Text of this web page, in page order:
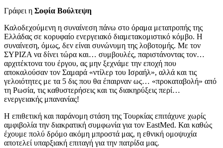
Γράφει η Σοφία Βούλτεψη
Καλοδεχούμενη η συναίνεση πάνω στο όραμα μετατροπής της
Ελλάδας σε κορυφαίο ενεργειακό διαμετακομιστικό κόμβο. Η
συναίνεση, όμως, δεν είναι συνώνυμη της λοβοτομής. Με τον
ΣΥΡΙΖΑ να δίνει τώρα και… συμβουλές, παριστάνοντας τον…
αρχιτέκτονα του έργου, ας μην ξεχνάμε την εποχή που
αποκαλούσαν τον Σαμαρά «ντίλερ του Ισραήλ», αλλά και τις
γελοιότητες με τα 5 δις που θα έπαιρναν ως… «προκαταβολή» από
τη Ρωσία, τις καθυστερήσεις και τις διακηρύξεις περί…
ενεργειακής μπανανίας!
Η επιθετική και παράνομη στάση της Τουρκίας επιτάχυνε χωρίς
αμφιβολία την διακρατική συμφωνία για τον EastMed. Και καθώς
έχουμε πολύ δρόμο ακόμη μπροστά μας, η εθνική ομοψυχία
αποτελεί υπαρξιακή επιταγή για την πατρίδα μας.